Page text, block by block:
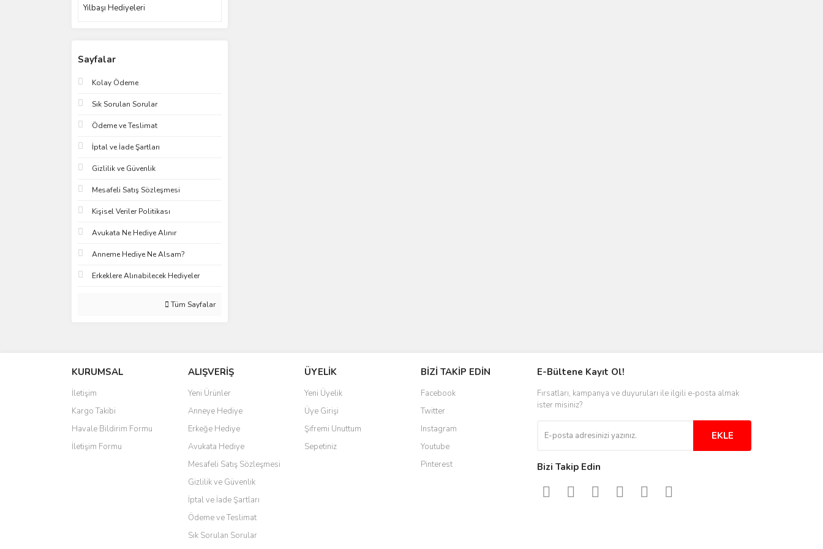
Yılbaşı Hediyeleri
Sayfalar
Kolay Ödeme
Sık Sorulan Sorular
Ödeme ve Teslimat
İptal ve İade Şartları
Gizlilik ve Güvenlik
Mesafeli Satış Sözleşmesi
Kişisel Veriler Politikası
Avukata Ne Hediye Alınır
Anneme Hediye Ne Alsam?
Erkeklere Alınabilecek Hediyeler
Tüm Sayfalar
KURUMSAL
İletişim
Kargo Takibi
Havale Bildirim Formu
İletişim Formu
ALIŞVERİŞ
Yeni Ürünler
Anneye Hediye
Erkeğe Hediye
Avukata Hediye
Mesafeli Satış Sözleşmesi
Gizlilik ve Güvenlik
İptal ve İade Şartları
Ödeme ve Teslimat
Sık Sorulan Sorular
ÜYELİK
Yeni Üyelik
Üye Girişi
Şifremi Unuttum
Sepetiniz
BİZİ TAKİP EDİN
Facebook
Twitter
Instagram
Youtube
Pinterest
E-Bültene Kayıt Ol!
Fırsatları, kampanya ve duyuruları ile ilgili e-posta almak
ister misiniz?
EKLE
Bizi Takip Edin